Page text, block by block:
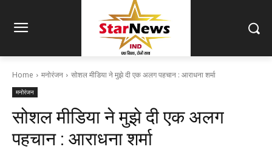
Home मनोरंजन सोशल मीडिया ने मुझे दी एक अलग पहचान : आराधना शर्मा
मनोरंजन
सोशल मीडिया ने मुझे दी एक अलग
पहचान : आराधना शर्मा